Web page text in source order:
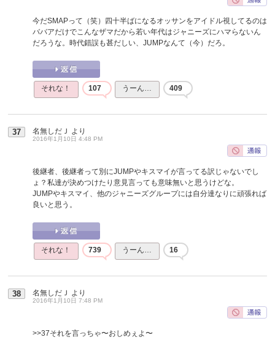
今だSMAPって（笑）四十半ばになるオッサンをアイドル視してるのは
ババアだけでこんなザマだから若い年代はジャニーズにハマらないん
だろうな。時代錯誤も甚だしい、JUMPなんて（今）だろ。
それな！ 107 うーん… 409
37 名無しだＪ より
2016年1月10日 4:48 PM
後継者、後継者って別にJUMPやキスマイが言ってる訳じゃないでし
ょ？私達が決めつけたり意見言っても意味無いと思うけどな。
JUMPやキスマイ、他のジャニーズグループには自分達なりに頑張れば
良いと思う。
それな！ 739 うーん… 16
38 名無しだＪ より
2016年1月10日 7:48 PM
>>37それを言っちゃ〜おしめぇよ〜